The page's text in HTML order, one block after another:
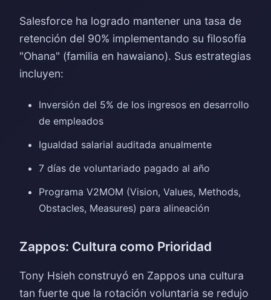
Salesforce ha logrado mantener una tasa de
retención del 90% implementando su filosofía
"Ohana" (familia en hawaiano). Sus estrategias
incluyen:
Inversión del 5% de los ingresos en desarrollo
de empleados
Igualdad salarial auditada anualmente
7 días de voluntariado pagado al año
Programa V2MOM (Vision, Values, Methods,
Obstacles, Measures) para alineación
Zappos: Cultura como Prioridad
Tony Hsieh construyó en Zappos una cultura
tan fuerte que la rotación voluntaria se redujo